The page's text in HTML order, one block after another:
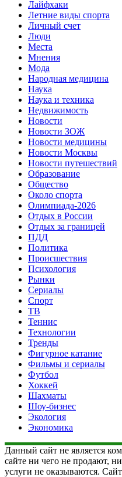
Лайфхаки
Летние виды спорта
Личный счет
Люди
Места
Мнения
Мода
Народная медицина
Наука
Наука и техника
Недвижимость
Новости
Новости ЗОЖ
Новости медицины
Новости Москвы
Новости путешествий
Образование
Общество
Около спорта
Олимпиада-2026
Отдых в России
Отдых за границей
ПДД
Политика
Происшествия
Психология
Рынки
Сериалы
Спорт
ТВ
Теннис
Технологии
Тренды
Фигурное катание
Фильмы и сериалы
Футбол
Хоккей
Шахматы
Шоу-бизнес
Экология
Экономика
Данный сайт не является
сайте ни чего не продают,
услуги не оказываются.